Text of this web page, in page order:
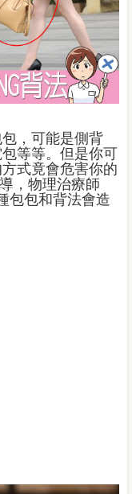
，可能是側背
等等。但是你可
式竟會危害你的
，物理治療師
包包和背法會造